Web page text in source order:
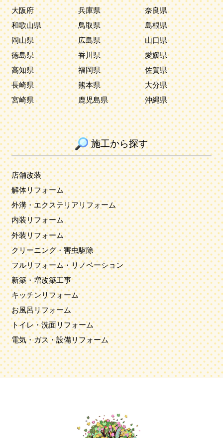
大阪府
兵庫県
奈良県
和歌山県
鳥取県
島根県
岡山県
広島県
山口県
徳島県
香川県
愛媛県
高知県
福岡県
佐賀県
長崎県
熊本県
大分県
宮崎県
鹿児島県 沖縄県
施工から探す
店舗改装
解体リフォーム
外溝・エクステリアリフォーム
内装リフォーム
外装リフォーム
クリーニング・害虫駆除
フルリフォーム・リノベーション
新築・増改築工事
キッチンリフォーム
お風呂リフォーム
トイレ・洗面リフォーム
電気・ガス・設備リフォーム